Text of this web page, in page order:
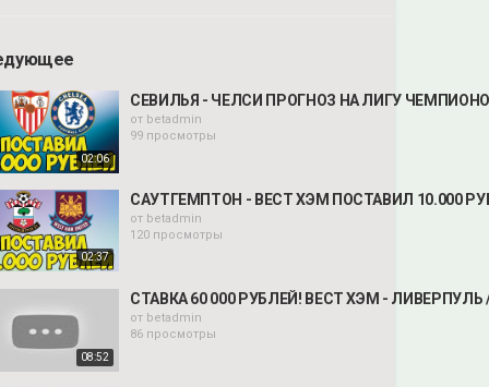
02:06
СЕВИЛЬЯ - ЧЕЛСИ ПРОГНОЗ НА ЛИГУ
от betadmin
99 просмотры
02:37
САУТГЕМПТОН - ВЕСТ ХЭМ ПОСТАВИЛ 10.000
от betadmin
120 просмотры
08:52
СТАВКА 60 000 РУБЛЕЙ! ВЕСТ ХЭМ -
от betadmin
86 просмотры